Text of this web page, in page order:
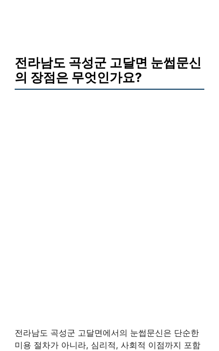
전라남도 곡성군 고달면 눈썹문신
의 장점은 무엇인가요?
전라남도 곡성군 고달면에서의 눈썹문신은 단순한
미용 절차가 아니라, 심리적, 사회적 이점까지 포함